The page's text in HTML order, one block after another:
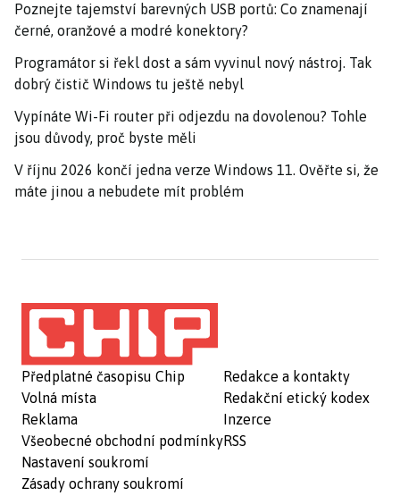
Poznejte tajemství barevných USB portů: Co znamenají
černé, oranžové a modré konektory?
Programátor si řekl dost a sám vyvinul nový nástroj. Tak
dobrý čistič Windows tu ještě nebyl
Vypínáte Wi-Fi router při odjezdu na dovolenou? Tohle
jsou důvody, proč byste měli
V říjnu 2026 končí jedna verze Windows 11. Ověřte si, že
máte jinou a nebudete mít problém
Předplatné časopisu Chip
Volná místa
Reklama
Všeobecné obchodní podmínky
Nastavení soukromí
Zásady ochrany soukromí
Redakce a kontakty
Redakční etický kodex
Inzerce
RSS